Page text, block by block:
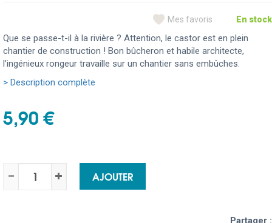
Mes favoris En stock
Que se passe-t-il à la rivière ? Attention, le castor est en plein
chantier de construction ! Bon bûcheron et habile architecte,
l’ingénieux rongeur travaille sur un chantier sans embûches.
> Description complète
5,90 €
AJOUTER
Partager :